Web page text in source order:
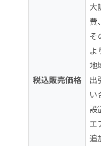
税込販売価格
大
費
そ
よ
地
出
い
設
エ
追